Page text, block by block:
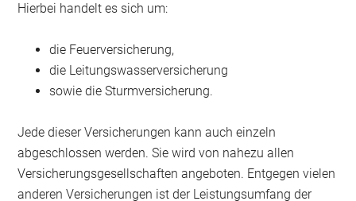
Hierbei handelt es sich um:
die Feuerversicherung,
die Leitungswasserversicherung
sowie die Sturmversicherung.
Jede dieser Versicherungen kann auch einzeln
abgeschlossen werden. Sie wird von nahezu allen
Versicherungsgesellschaften angeboten. Entgegen vielen
anderen Versicherungen ist der Leistungsumfang der